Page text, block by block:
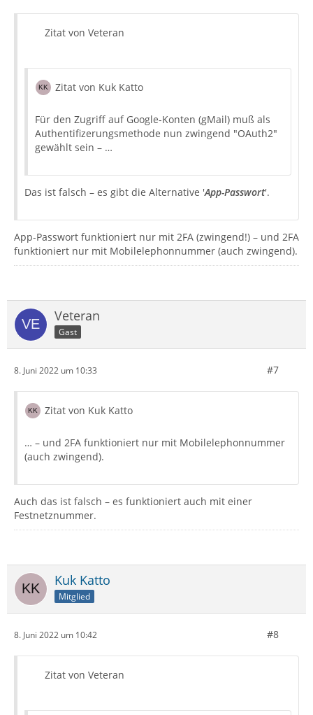
Zitat von Veteran
Zitat von Kuk Katto
Für den Zugriff auf Google-Konten (gMail) muß als
Authentifizerungsmethode nun zwingend "OAuth2"
gewählt sein – …
Das ist falsch – es gibt die Alternative 'App-Passwort'.
App-Passwort funktioniert nur mit 2FA (zwingend!) – und 2FA
funktioniert nur mit Mobilelephonnummer (auch zwingend).
Veteran
Gast
8. Juni 2022 um 10:33 #7
Zitat von Kuk Katto
… – und 2FA funktioniert nur mit Mobilelephonnummer
(auch zwingend).
Auch das ist falsch – es funktioniert auch mit einer
Festnetznummer.
Kuk Katto
Mitglied
8. Juni 2022 um 10:42 #8
Zitat von Veteran